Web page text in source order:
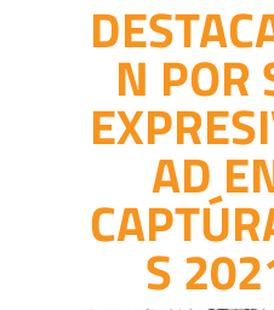
N POR
AD
S